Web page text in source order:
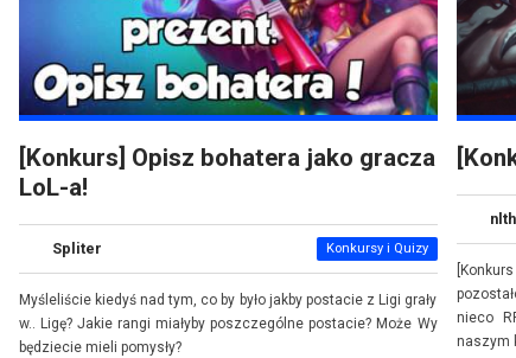
[Konkurs] Opisz bohatera jako gracza
LoL-a!
Spliter Konkursy i Quizy
Myśleliście kiedyś nad tym, co by było jakby postacie z Ligi grały
w.. Ligę? Jakie rangi miałyby poszczególne postacie? Może Wy
będziecie mieli pomysły?
nlth
nieco
naszym